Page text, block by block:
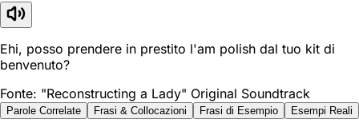
Ehi, posso prendere in prestito l'am polish dal tuo kit di
benvenuto?
Fonte: "Reconstructing a Lady" Original Soundtrack
Parole Correlate Frasi & Collocazioni Frasi di Esempio Esempi Reali